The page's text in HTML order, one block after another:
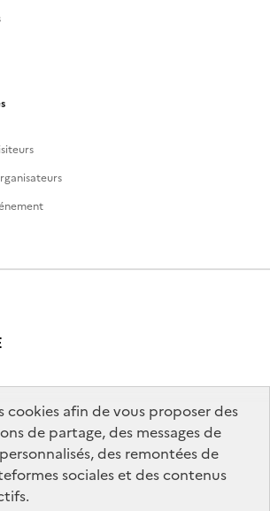
cookies afin de vous proposer des
de partage, des messages de
des remontées de
sociales et des contenus
info.gouv.fr
data.gouv.fr